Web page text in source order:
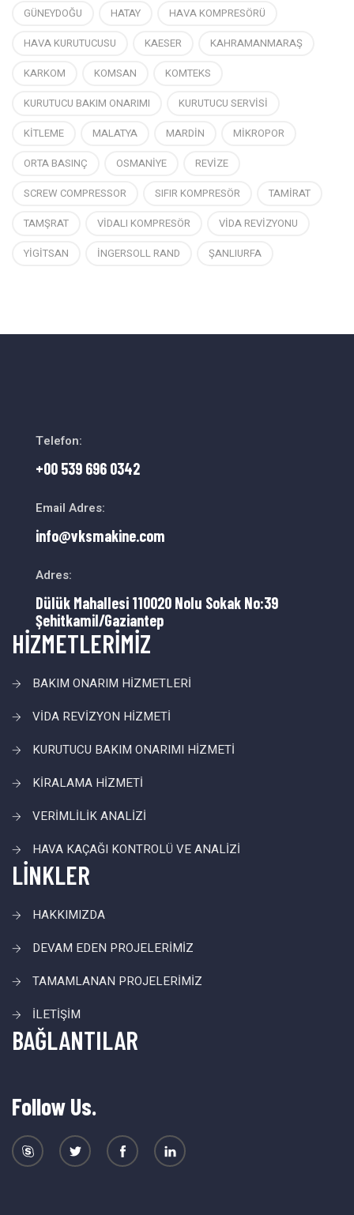
GÜNEYDOĞU
HATAY
HAVA KOMPRESÖRÜ
HAVA KURUTUCUSU
KAESER
KAHRAMANMARAŞ
KARKOM
KOMSAN
KOMTEKS
KURUTUCU BAKIM ONARIMI
KURUTUCU SERVİSİ
KİTLEME
MALATYA MARDİN
MİKROPOR
ORTA BASINÇ
OSMANİYE
REVİZE
SCREW COMPRESSOR
SIFIR KOMPRESÖR
TAMİRAT
TAMŞRAT
VİDALI KOMPRESÖR
VİDA REVİZYONU
YİGİTSAN
İNGERSOLL RAND ŞANLIURFA
Telefon:
+00 539 696 0342
Email Adres:
info@vksmakine.com
Adres:
Dülük Mahallesi 110020 Nolu Sokak No:39
Şehitkamil/Gaziantep
HİZMETLERİMİZ
BAKIM ONARIM HİZMETLERİ
VİDA REVİZYON HİZMETİ
KURUTUCU BAKIM ONARIMI HİZMETİ
KİRALAMA HİZMETİ
VERİMLİLİK ANALİZİ
HAVA KAÇAĞI KONTROLÜ VE ANALİZİ
LİNKLER
HAKKIMIZDA
DEVAM EDEN PROJELERİMİZ
TAMAMLANAN PROJELERİMİZ
İLETİŞİM
BAĞLANTILAR
Follow Us.